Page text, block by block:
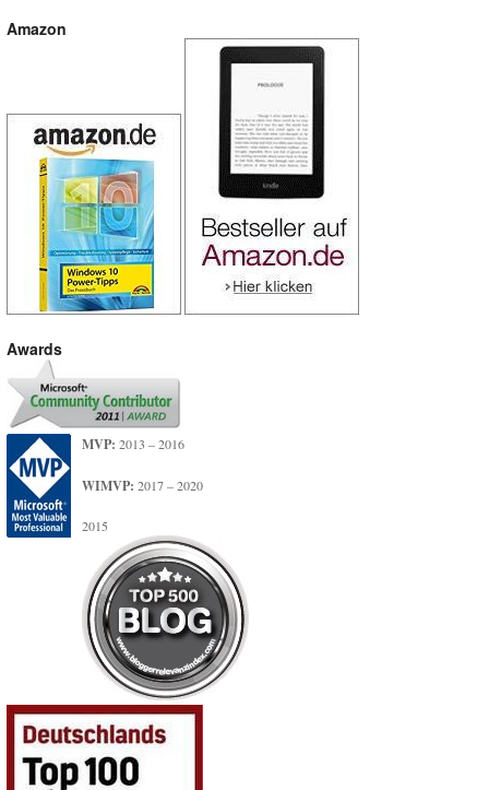
Amazon
Awards
MVP: 2013 – 2016
WIMVP: 2017 – 2020
2015